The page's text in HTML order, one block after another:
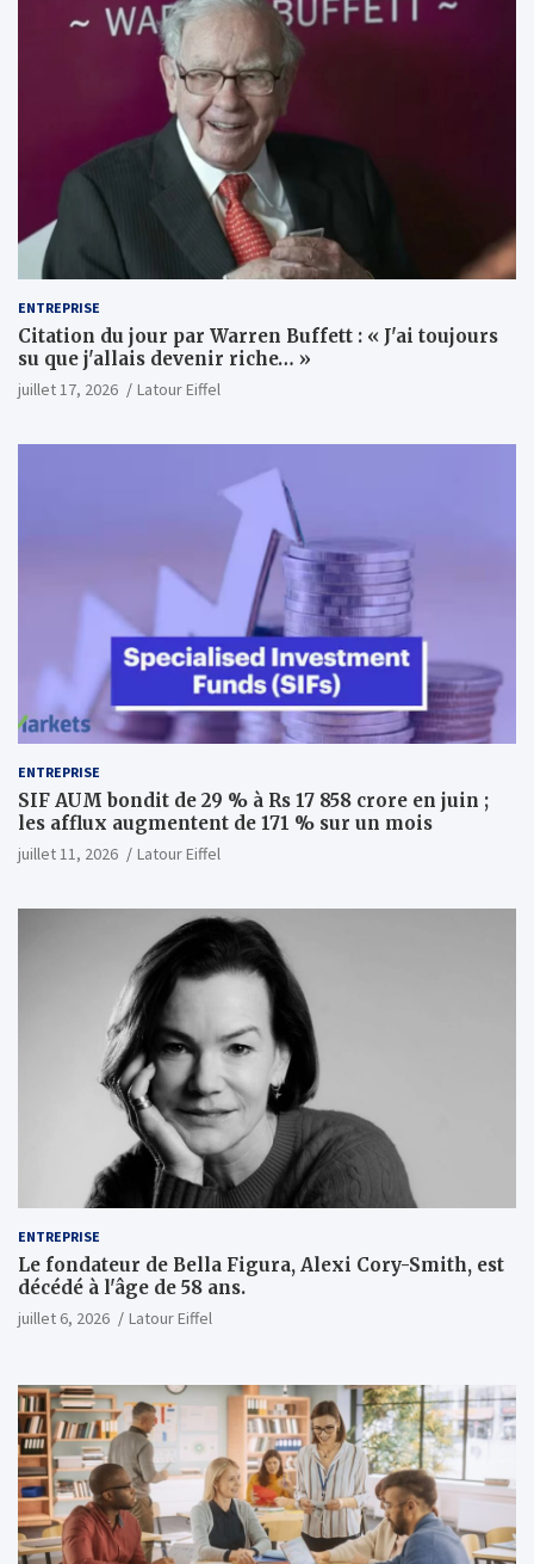
ENTREPRISE
Citation du jour par Warren Buffett : « J'ai toujours
su que j'allais devenir riche… »
juillet 17, 2026 Latour Eiffel
ENTREPRISE
SIF AUM bondit de 29 % à Rs 17 858 crore en juin ;
les afflux augmentent de 171 % sur un mois
juillet 11, 2026 Latour Eiffel
ENTREPRISE
Le fondateur de Bella Figura, Alexi Cory-Smith, est
décédé à l'âge de 58 ans.
juillet 6, 2026 Latour Eiffel